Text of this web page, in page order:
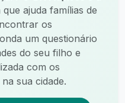
ajuda famílias de
os
um questionário
do seu filho e
com os
sua cidade.